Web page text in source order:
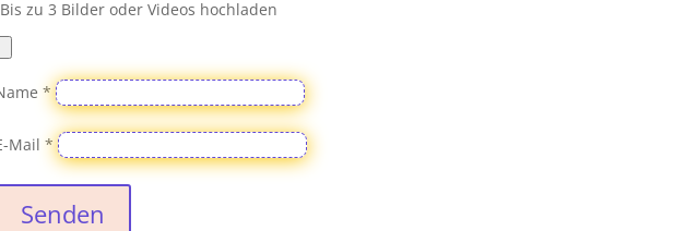
Bis zu 3 Bilder oder Videos hochladen
*
Mail*
Senden